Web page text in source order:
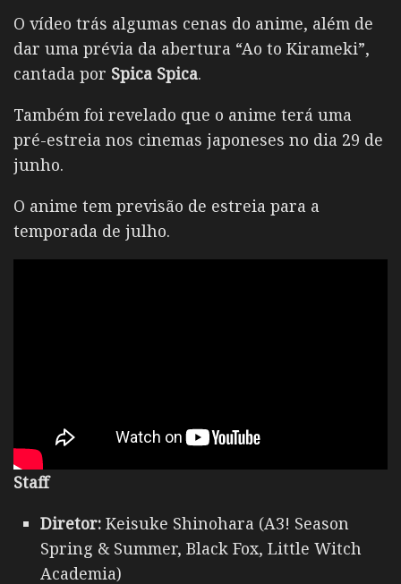
O vídeo trás algumas cenas do anime, além de
dar uma prévia da abertura “Ao to Kirameki”,
cantada por Spica Spica.
Também foi revelado que o anime terá uma
pré-estreia nos cinemas japoneses no dia 29 de
junho.
O anime tem previsão de estreia para a
temporada de julho.
Staff
Diretor: Keisuke Shinohara (A3! Season
Spring & Summer, Black Fox, Little Witch
Academia)